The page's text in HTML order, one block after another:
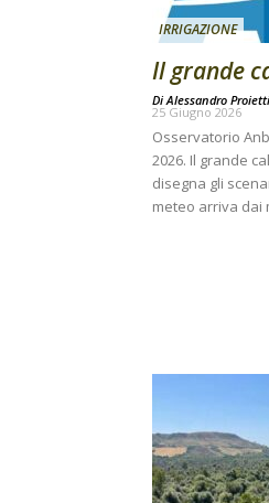
IRRIGAZIONE
Il grande
DiAlessandro
25 Giugno 2026
Osservatorio
2026. Il grande
disegna gli
meteo arriva dai